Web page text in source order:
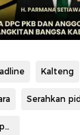
Kalteng
Terhadap raperda perubahan APBD tahun 2025